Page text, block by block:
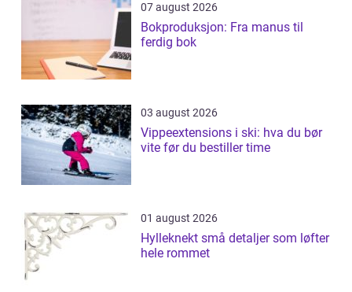
07 august 2026
Bokproduksjon: Fra manus til
ferdig bok
03 august 2026
Vippeextensions i ski: hva du bør
vite før du bestiller time
01 august 2026
Hylleknekt små detaljer som løfter
hele rommet